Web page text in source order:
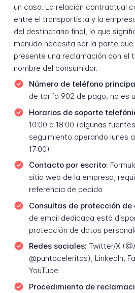
un caso. La relación contractual
entre el transportista y la
del destinatario final, lo que
menudo necesita ser la parte
presente una reclamación con el
nombre del consumidor.
Número de teléfono
de tarifa 902 de pago, no es
Horarios de soporte
10:00 a 18:00 (algunas
seguimiento operando lunes
17:00)
Contacto por escrito:
sitio web de la empresa,
referencia de pedido
Consultas de protección de
de email dedicada está
protección de datos
Redes sociales: Twitter/X
@puntoceleritas), LinkedIn,
YouTube
Procedimiento de